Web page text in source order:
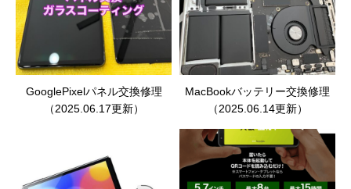
GooglePixelパネル交換修理
（2025.06.17更新）
MacBookバッテリー交換修理
（2025.06.14更新）